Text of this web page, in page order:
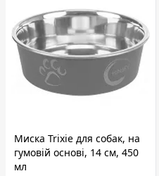
Миска Trixie для собак, на
гумовій основі, 14 см, 450
мл